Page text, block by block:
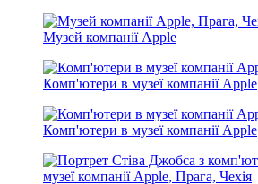
Музей компанії Apple
Комп'ютери в музеї компанії Apple
Комп'ютери в музеї компанії Apple